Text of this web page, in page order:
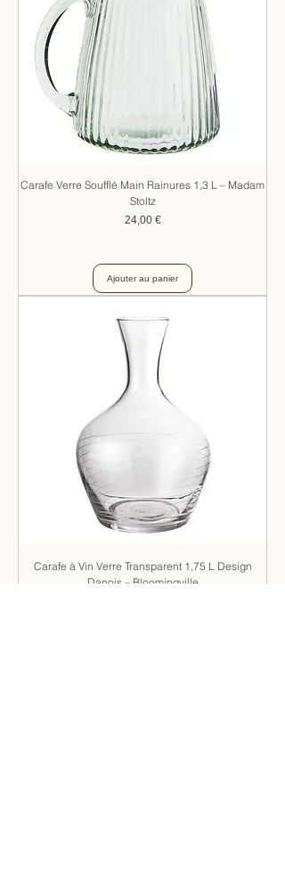
Carafe Verre Soufflé Main Rainures 1,3 L – Madam
Stoltz
Prix
24,00 €
Ajouter au panier
Carafe à Vin Verre Transparent 1,75 L Design
Danois – Bloomingville